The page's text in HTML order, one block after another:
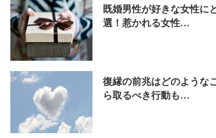
既婚男性が好きな女性に
選！惹かれる女性…
復縁の前兆はどのような
ら取るべき行動も…